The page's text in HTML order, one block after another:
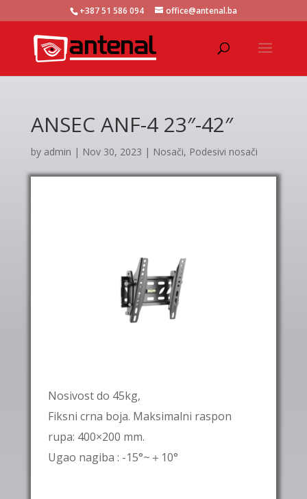
+387 51 586 094 office@antenal.ba
ANSEC ANF-4 23″-42″
by admin | Nov 30, 2023 | Nosači, Podesivi nosači
Nosivost do 45kg,
Fiksni crna boja. Maksimalni raspon
rupa: 400×200 mm.
Ugao nagiba : -15°~＋10°